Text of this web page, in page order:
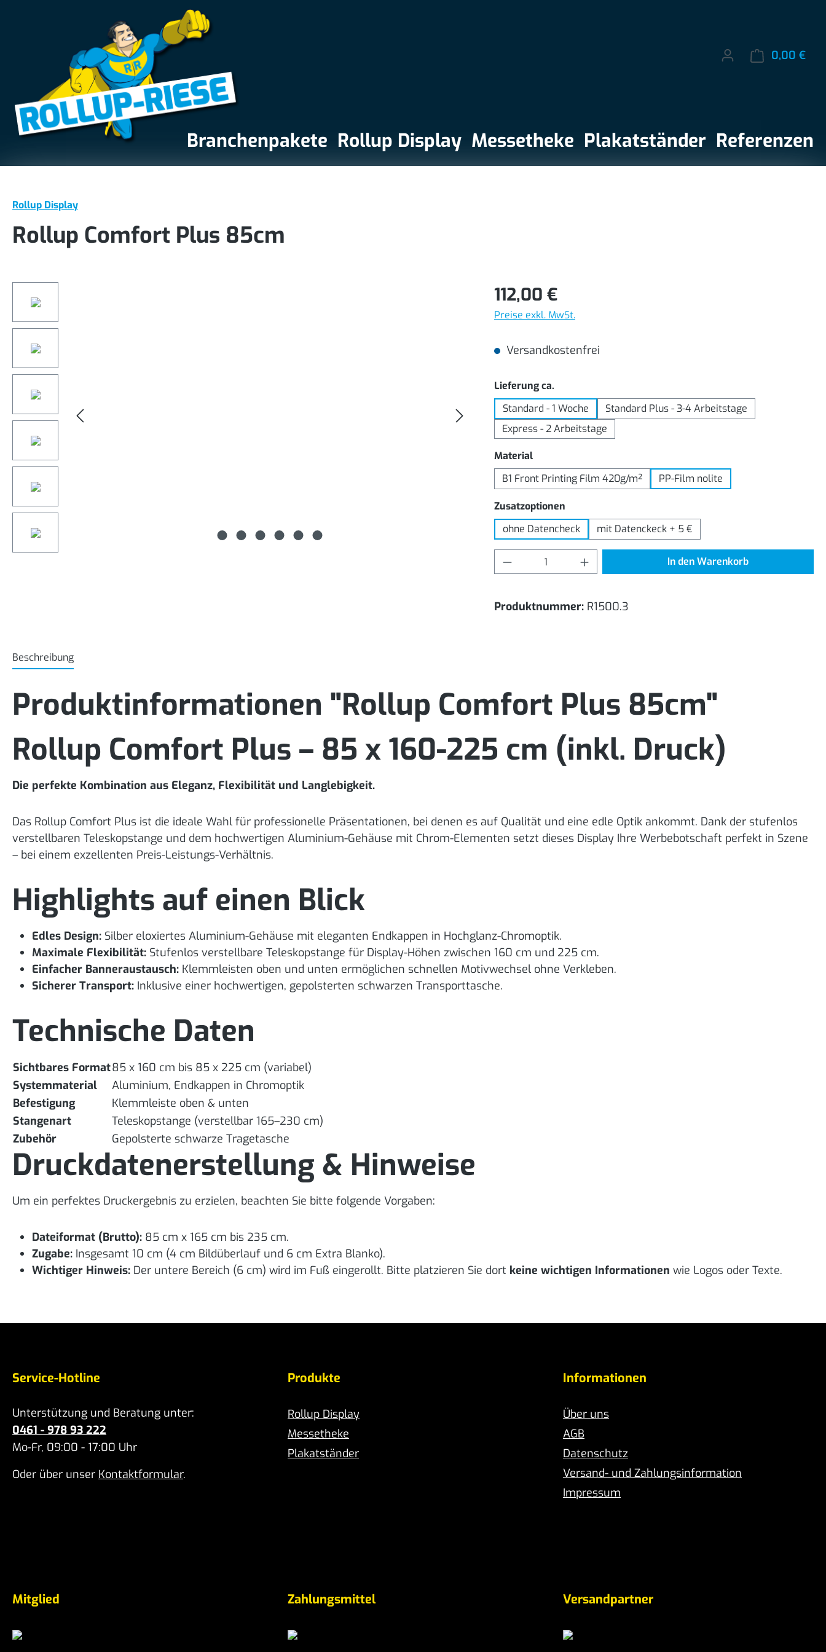
Zur Hauptnavigation springen
0,00 €
Branchenpakete Rollup Display Messetheke Plakatständer Referenzen
Rollup Display
Rollup Comfort Plus 85cm
112,00 €
Preise exkl. MwSt.
Versandkostenfrei
Lieferung ca.
Standard - 1 Woche
Standard Plus - 3-4 Arbeitstage
Express - 2 Arbeitstage
Materialauswählen
B1 Front Printing Film 420g/m²
PP-Film nolite
Zusatzoptionen
ohne Datencheck
mit Datenckeck + 5 €
Produkt Anzahl: Gib den gewünschten Wert
In den Warenkorb
Produktnummer: R1500.3
Beschreibung
Produktinformationen "Rollup Comfort Plus 85cm"
Rollup Comfort Plus – 85 x 160-225 cm (inkl. Druck)
Die perfekte Kombination aus Eleganz, Flexibilität und Langlebigkeit.
Das Rollup Comfort Plus ist die ideale Wahl für professionelle Präsentationen, bei denen es auf Qualität und eine edle Optik ankommt. Dank der stufenlos
verstellbaren Teleskopstange und dem hochwertigen Aluminium-Gehäuse mit Chrom-Elementen setzt dieses Display Ihre Werbebotschaft perfekt in Szene
– bei einem exzellenten Preis-Leistungs-Verhältnis.
Highlights auf einen Blick
Edles Design: Silber eloxiertes Aluminium-Gehäuse mit eleganten Endkappen in Hochglanz-Chromoptik.
Maximale Flexibilität: Stufenlos verstellbare Teleskopstange für Display-Höhen zwischen 160 cm und 225 cm.
Einfacher Banneraustausch: Klemmleisten oben und unten ermöglichen schnellen Motivwechsel ohne Verkleben.
Sicherer Transport: Inklusive einer hochwertigen, gepolsterten schwarzen Transporttasche.
Technische Daten
Sichtbares Format85 x 160 cm bis 85 x 225 cm (variabel)
Systemmaterial
Aluminium, Endkappen in Chromoptik
Befestigung
Klemmleiste oben & unten
Stangenart
Teleskopstange (verstellbar 165–230 cm)
Zubehör
Gepolsterte schwarze Tragetasche
Druckdatenerstellung & Hinweise
Um ein perfektes Druckergebnis zu erzielen, beachten Sie bitte folgende Vorgaben:
Dateiformat (Brutto): 85 cm x 165 cm bis 235 cm.
Zugabe: Insgesamt 10 cm (4 cm Bildüberlauf und 6 cm Extra Blanko).
Wichtiger Hinweis: Der untere Bereich (6 cm) wird im Fuß eingerollt. Bitte platzieren Sie dort keine wichtigen Informationen wie Logos oder Texte.
Service-Hotline
Unterstützung und Beratung unter:
0461 - 978 93 222
Mo-Fr, 09:00 - 17:00 Uhr
Oder über unser Kontaktformular.
Produkte
Rollup Display
Messetheke
Plakatständer
Informationen
Über uns
AGB
Datenschutz
Versand- und Zahlungsinformation
Impressum
Mitglied Zahlungsmittel Versandpartner